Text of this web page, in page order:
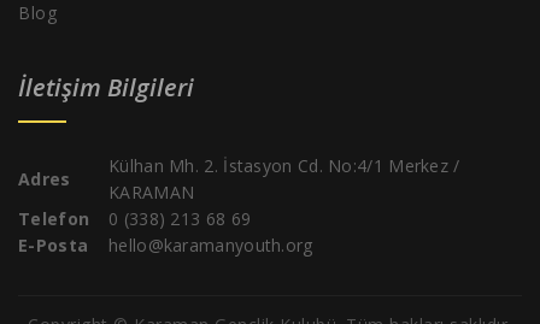
Blog
İletişim Bilgileri
Adres
Külhan Mh. 2. İstasyon Cd. No:4/1 Merkez /
KARAMAN
Telefon
0 (338) 213 68 69
E-Posta
hello@karamanyouth.org